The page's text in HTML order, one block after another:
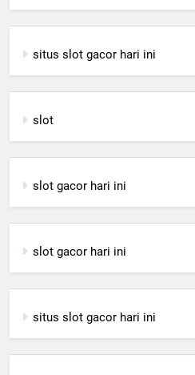
situs slot gacor hari ini
slot
slot gacor hari ini
slot gacor hari ini
situs slot gacor hari ini